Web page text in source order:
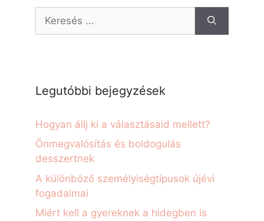
Legutóbbi bejegyzések
Hogyan állj ki a választásaid mellett?
Önmegvalósítás és boldogulás
desszertnek
A különböző személyiségtípusok újévi
fogadalmai
Miért kell a gyereknek a hidegben is